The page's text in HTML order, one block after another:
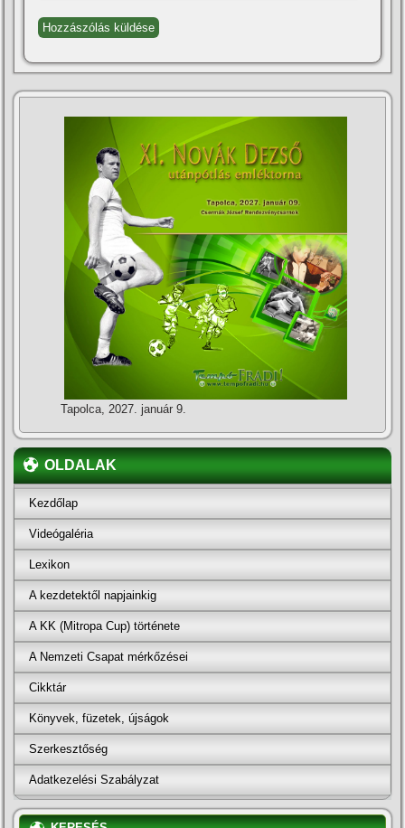
Tapolca, 2027. január 9.
OLDALAK
Kezdőlap
Videógaléria
Lexikon
A kezdetektől napjainkig
A KK (Mitropa Cup) története
A Nemzeti Csapat mérkőzései
Cikktár
Könyvek, füzetek, újságok
Szerkesztőség
Adatkezelési Szabályzat